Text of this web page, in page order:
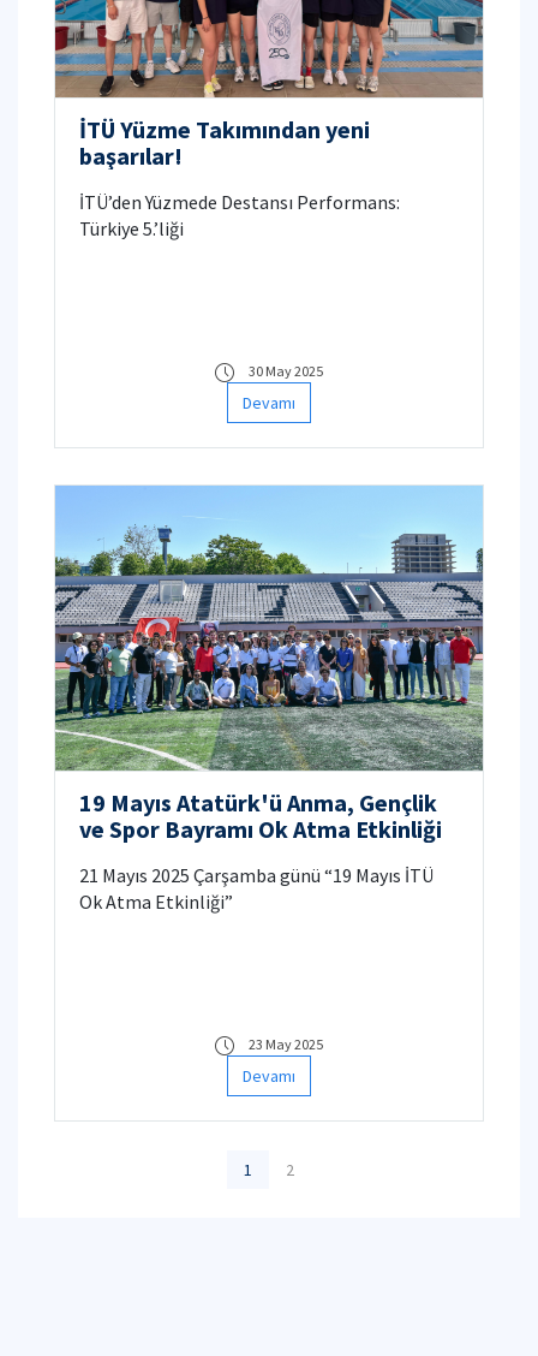
İTÜ Yüzme Takımından yeni
başarılar!
İTÜ’den Yüzmede Destansı Performans:
Türkiye 5.’liği
30 May 2025
Devamı
19 Mayıs Atatürk'ü Anma, Gençlik
ve Spor Bayramı Ok Atma Etkinliği
21 Mayıs 2025 Çarşamba günü “19 Mayıs İTÜ
Ok Atma Etkinliği”
23 May 2025
Devamı
1 2